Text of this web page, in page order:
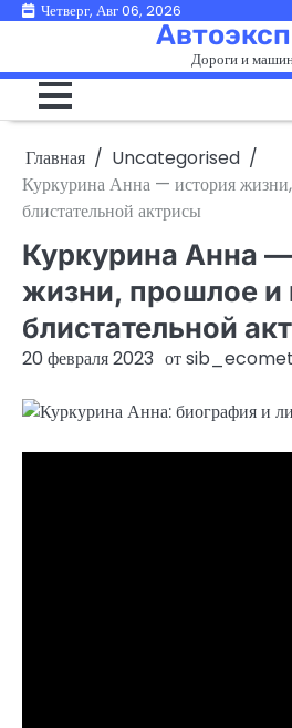
ПерейтиЧетверг, Авг 06, 2026
Дороги и
Главная
Uncategorised
Куркурина Анна — история
блистательной актрисы
Куркурина Анна
жизни, прошлое и
блистательной
20 февраля 2023 от